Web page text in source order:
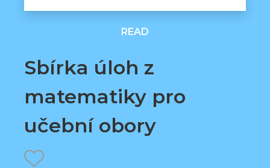
READ
Sbírka úloh z
matematiky pro
učební obory